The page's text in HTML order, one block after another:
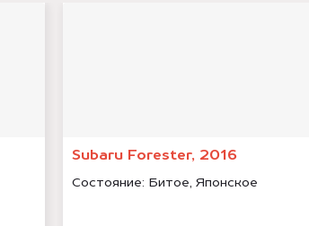
Subaru Forester, 2016
Состояние: Битое, Японское